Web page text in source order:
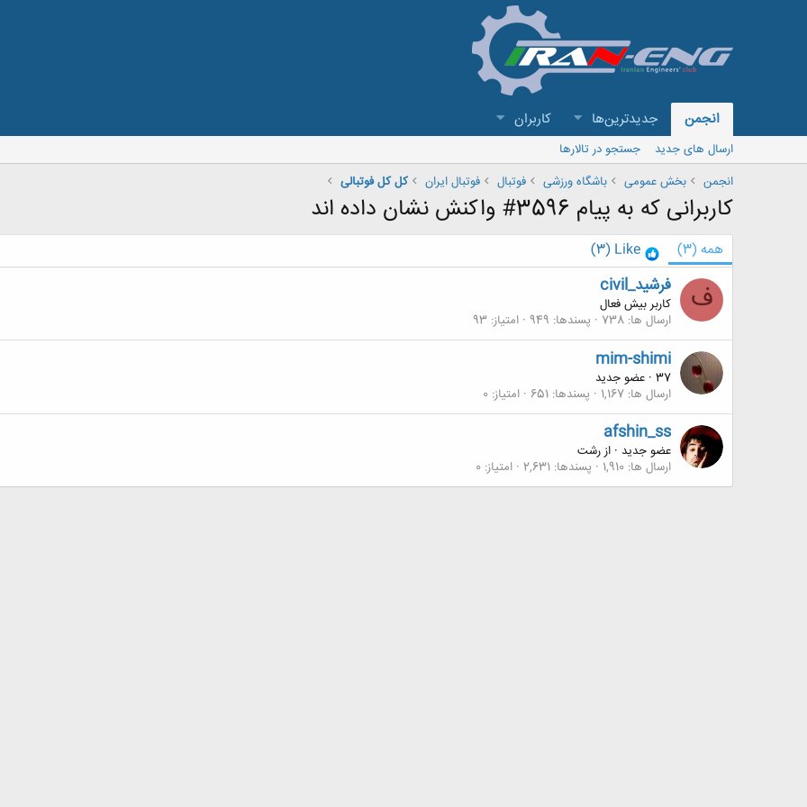
انجمن جدیدترین‌ها کاربران
ارسال های جدید
جستجو در تالارها
انجمن
بخش عمومی باشگاه ورزشی فوتبال فوتبال ایران كل كل فوتبالی
کاربرانی که به پیام 3596# واکنش نشان داده اند
همه (3)
Like
(3)
ف فرشید_civil
کاربر بیش فعال
ارسال ها 738 پسندها 949 امتیاز 93
mim-shimi
عضو جدید · 37
ارسال ها 1,167 پسندها 651 امتیاز 0
afshin_ss
عضو جدید · ازرشت
ارسال ها 1,910 پسندها 2,631 امتیاز 0